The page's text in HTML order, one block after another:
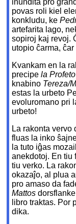
inundita pro
povas roli kiel
konkludu, ke
artefarita lago,
sopiroj kaj revoj.
utopio ĉarma,
Kvankam en la
precipela Profeto
knabino Tereza/
estas la urbeto
evoluromano pri
urbeto!
La rakonta vervo
fluas la inko
la tuto iĝas
anekdotoj. En tiu
tiu verko. La
okazaĵo, al plua
pro amaso da
Mattos
libro traktas. Por
dika.